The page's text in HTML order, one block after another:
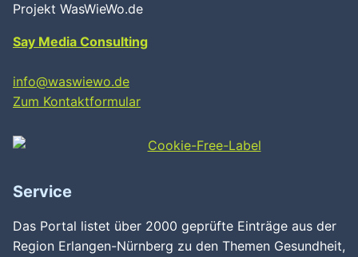
Projekt WasWieWo.de
Say Media Consulting
info@waswiewo.de
Zum Kontaktformular
Service
Das Portal listet über 2000 geprüfte Einträge aus der
Region Erlangen-Nürnberg zu den Themen Gesundheit,